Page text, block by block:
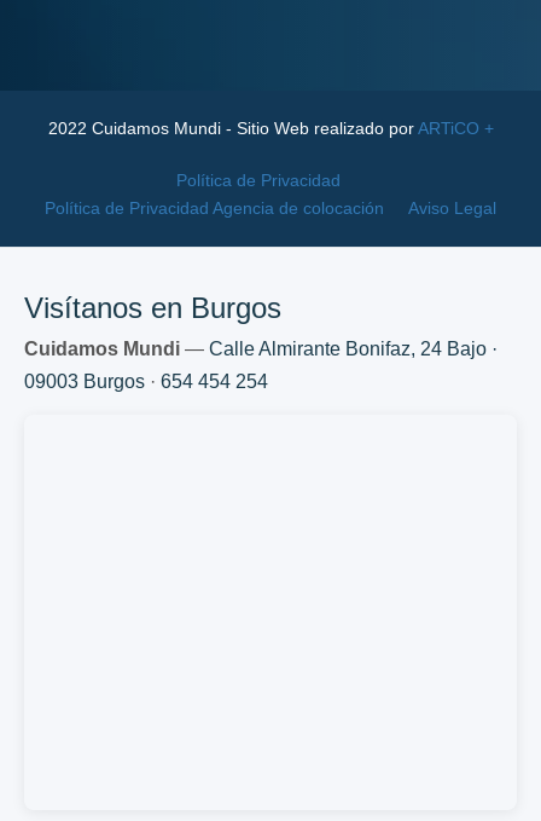
2022 Cuidamos Mundi - Sitio Web realizado porARTiCO +
Política de Privacidad
Política de Privacidad Agencia de colocación
Aviso Legal
Visítanos en Burgos
Cuidamos Mundi — Calle Almirante Bonifaz, 24 Bajo ·
09003 Burgos · 654 454 254